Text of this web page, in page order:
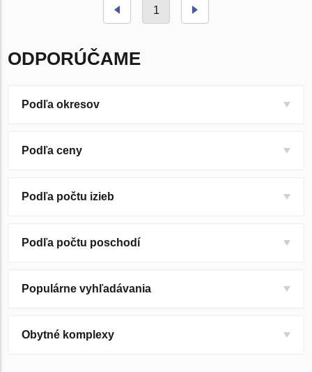
1
ODPORÚČAME
Podľa okresov
Podľa ceny
Podľa počtu izieb
Podľa počtu poschodí
Populárne vyhľadávania
Obytné komplexy